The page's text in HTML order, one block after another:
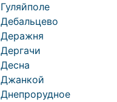
Гуляйполе
Дебальцево
Деражня
Дергачи
Десна
Джанкой
Днепрорудное